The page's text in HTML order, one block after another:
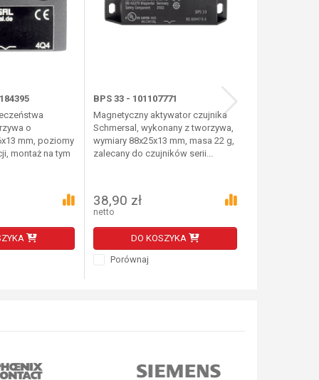
o
mm, poziomy
montaż na tym
BPS 33 - 101107771
Magnetyczny aktywator czujnika
Schmersal, wykonany z tworzywa,
wymiary 88x25x13 mm, masa 22 g,
zalecany do czujników serii...
38,90 zł
netto
DO KOSZYKA
Porównaj